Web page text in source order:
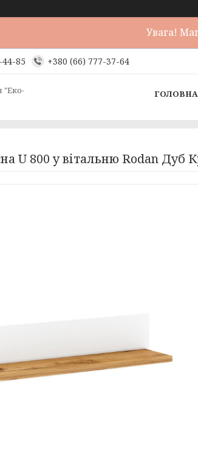
Увага!
44-85 +380 (66) 777-37-64
"Еко- ГОЛОВНА
U 800 у вітальню Rodan